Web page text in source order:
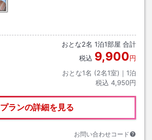
おとな2名 1泊1部屋 合計
税込 9,900円
おとな1名 (2名1室)｜ 1泊
税込 4,950円
プランの詳細を見る
お問い合わせコード